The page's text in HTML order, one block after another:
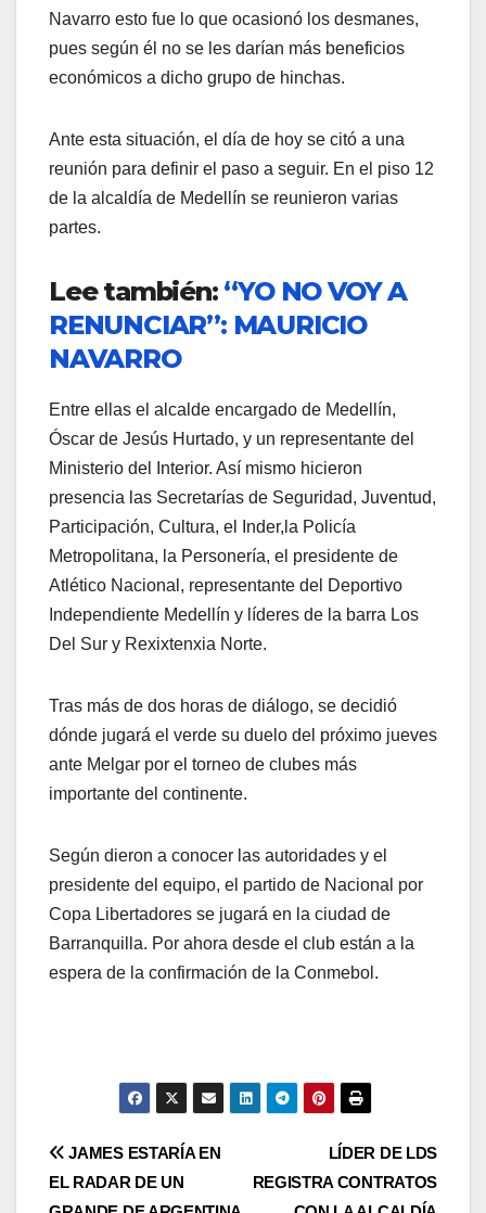
Navarro esto fue lo que ocasionó los desmanes,
pues según él no se les darían más beneficios
económicos a dicho grupo de hinchas.
Ante esta situación, el día de hoy se citó a una
reunión para definir el paso a seguir. En el piso 12
de la alcaldía de Medellín se reunieron varias
partes.
Lee también: “YO NO VOY A
RENUNCIAR”: MAURICIO
NAVARRO
Entre ellas el alcalde encargado de Medellín,
Óscar de Jesús Hurtado, y un representante del
Ministerio del Interior. Así mismo hicieron
presencia las Secretarías de Seguridad, Juventud,
Participación, Cultura, el Inder,la Policía
Metropolitana, la Personería, el presidente de
Atlético Nacional, representante del Deportivo
Independiente Medellín y líderes de la barra Los
Del Sur y Rexixtenxia Norte.
Tras más de dos horas de diálogo, se decidió
dónde jugará el verde su duelo del próximo jueves
ante Melgar por el torneo de clubes más
importante del continente.
Según dieron a conocer las autoridades y el
presidente del equipo, el partido de Nacional por
Copa Libertadores se jugará en la ciudad de
Barranquilla. Por ahora desde el club están a la
espera de la confirmación de la Conmebol.
LÍDER DE LDS
REGISTRA CONTRATOS
JAMES ESTARÍA EN
EL RADAR DE UN